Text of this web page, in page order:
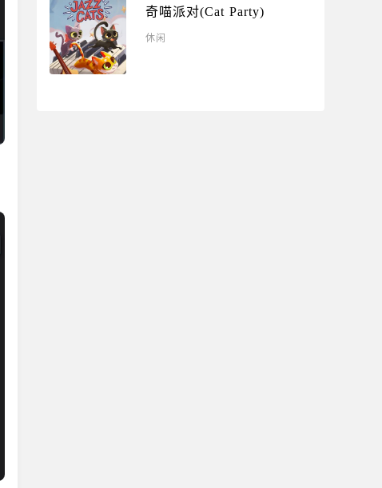
奇喵派对(Cat Party)
休闲